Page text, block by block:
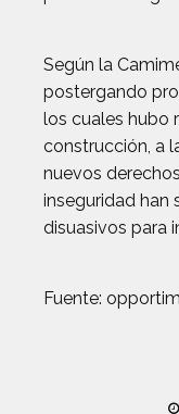
Según la
postergando
los cuales hubo
construcción, a
nuevos
inseguridad han
disuasivos para
Fuente: